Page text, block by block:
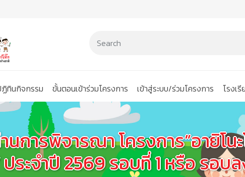
ทินกิจกรรม ขั้นตอนเข้าร่วมโครงการ เข้าสู่ระบบ/ร่วมโครงการ โรงเ
การพิจารณา โครงการ”อายิโนะ
ประจำปี 2569 รอบที่ 1 หรือ รอบ